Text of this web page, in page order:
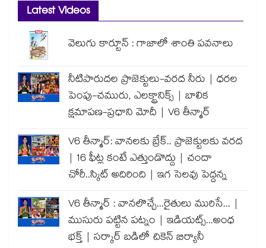
Latest Videos
వెలుగు కార్టూన్ : గాజాలో శాంతి పవనాలు
నీటిపారుదల ప్రాజెక్టులు-వరద నీరు | ధరల
పెంపు-చమురు, ఎలక్ట్రానిక్స్ | బాలిక
క్షమాపణ-ప్రధాని మోదీ | V6 తీన్మార్
V6 తీన్మార్: వానలకు బ్రేక్.. ప్రాజెక్టులకు వరద
| 16 ఫీట్ల కంటే ఎత్తుండొద్దు | చందా
చోరీ..స్కిట్ అదిరింది | ఇగ సెలవు పెద్దన్న
V6 తీన్మార్ : వానలొచ్చే...రైతులు మురిసే... |
ముసురు పట్టిన పట్నం | ఇడియట్స్...అంధ
భక్త్ | సర్కార్ బడిలో చికెన్ బిర్యానీ